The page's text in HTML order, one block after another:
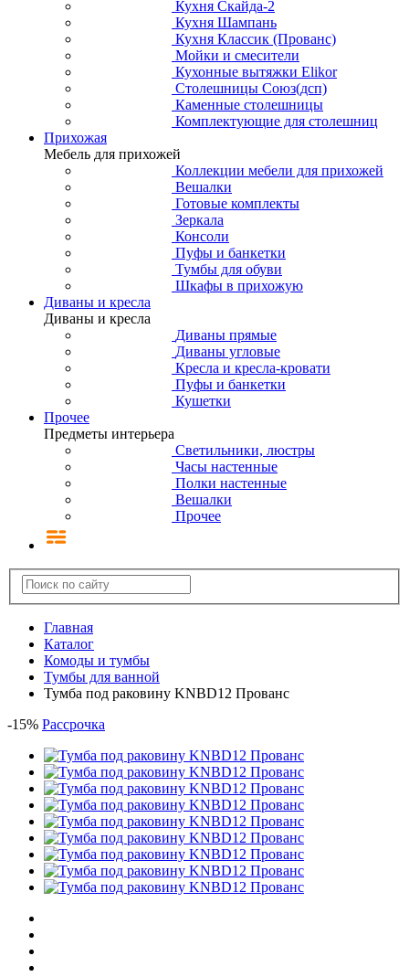
Кухня Скайда-2
Кухня Шампань
Кухня Классик (Прованс)
Мойки и смесители
Кухонные вытяжки Elikor
Столешницы Союз(дсп)
Каменные столешницы
Комплектующие для столешниц
Прихожая
Мебель для прихожей
Коллекции мебели для прихожей
Вешалки
Готовые комплекты
Зеркала
Консоли
Пуфы и банкетки
Тумбы для обуви
Шкафы в прихожую
Диваны и кресла
Диваны и кресла
Диваны прямые
Диваны угловые
Кресла и кресла-кровати
Пуфы и банкетки
Кушетки
Прочее
Предметы интерьера
Светильники, люстры
Часы настенные
Полки настенные
Вешалки
Прочее
Главная
Каталог
Комоды и тумбы
Тумбы для ванной
Тумба под раковину KNBD12 Прованс
-15% Рассрочка